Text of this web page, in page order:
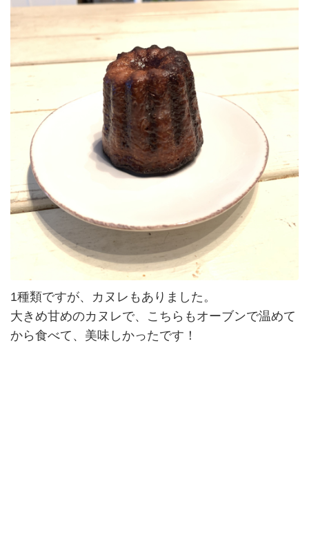
1種類ですが、カヌレもありました。
大きめ甘めのカヌレで、こちらもオーブンで温めて
から食べて、美味しかったです！